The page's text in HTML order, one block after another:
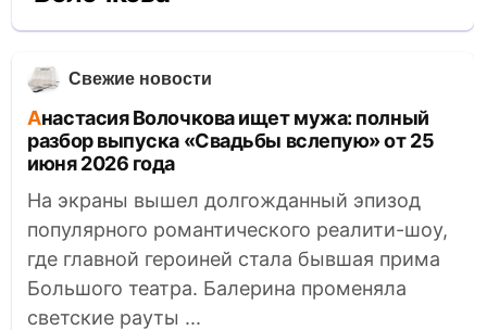
Свежие новости
Анастасия Волочкова ищет мужа: полный
разбор выпуска «Свадьбы вслепую» от 25
июня 2026 года
На экраны вышел долгожданный эпизод
популярного романтического реалити-шоу,
где главной героиней стала бывшая прима
Большого театра. Балерина променяла
светские рауты ...